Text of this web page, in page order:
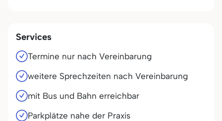
Services
Termine nur nach Vereinbarung
weitere Sprechzeiten nach Vereinbarung
mit Bus und Bahn erreichbar
Parkplätze nahe der Praxis